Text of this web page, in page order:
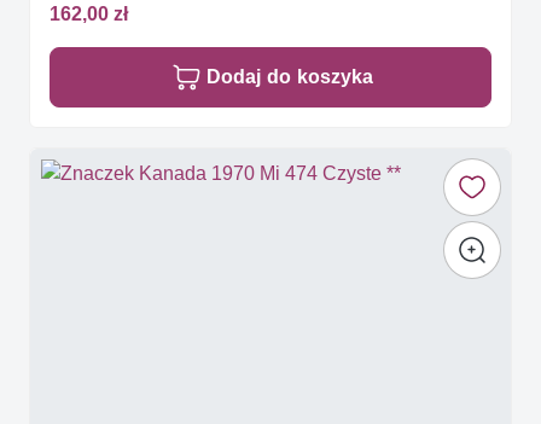
162,00 zł
Dodaj do koszyka